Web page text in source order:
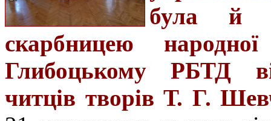
була й
скарбницею
Глибоцькому РБТД
читців творів Т. Г.